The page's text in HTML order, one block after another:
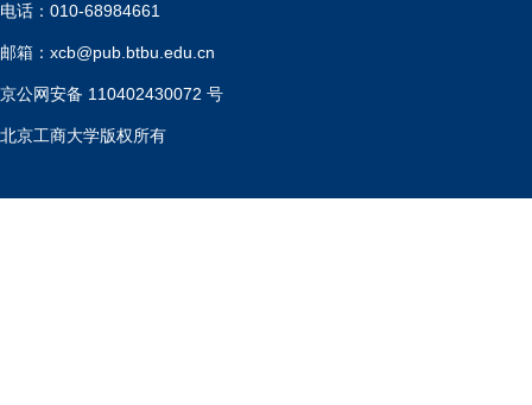
电话：010-68984661
邮箱：xcb@pub.btbu.edu.cn
京公网安备 110402430072 号
北京工商大学版权所有